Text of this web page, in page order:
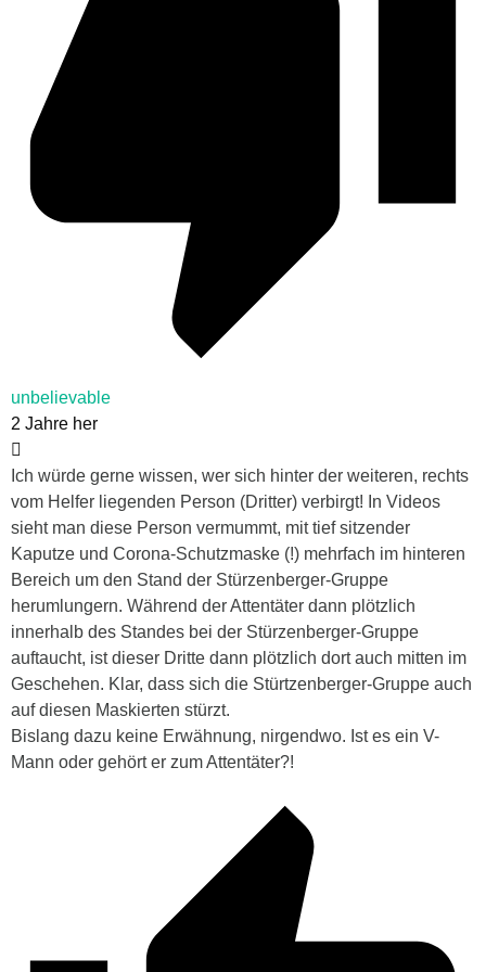
unbelievable
2 Jahre her
Ich würde gerne wissen, wer sich hinter der weiteren, rechts
vom Helfer liegenden Person (Dritter) verbirgt! In Videos
sieht man diese Person vermummt, mit tief sitzender
Kaputze und Corona-Schutzmaske (!) mehrfach im hinteren
Bereich um den Stand der Stürzenberger-Gruppe
herumlungern. Während der Attentäter dann plötzlich
innerhalb des Standes bei der Stürzenberger-Gruppe
auftaucht, ist dieser Dritte dann plötzlich dort auch mitten im
Geschehen. Klar, dass sich die Stürtzenberger-Gruppe auch
auf diesen Maskierten stürzt.
Bislang dazu keine Erwähnung, nirgendwo. Ist es ein V-
Mann oder gehört er zum Attentäter?!